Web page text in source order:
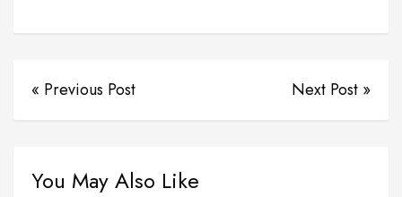
« Previous Post Next Post »
You May Also Like